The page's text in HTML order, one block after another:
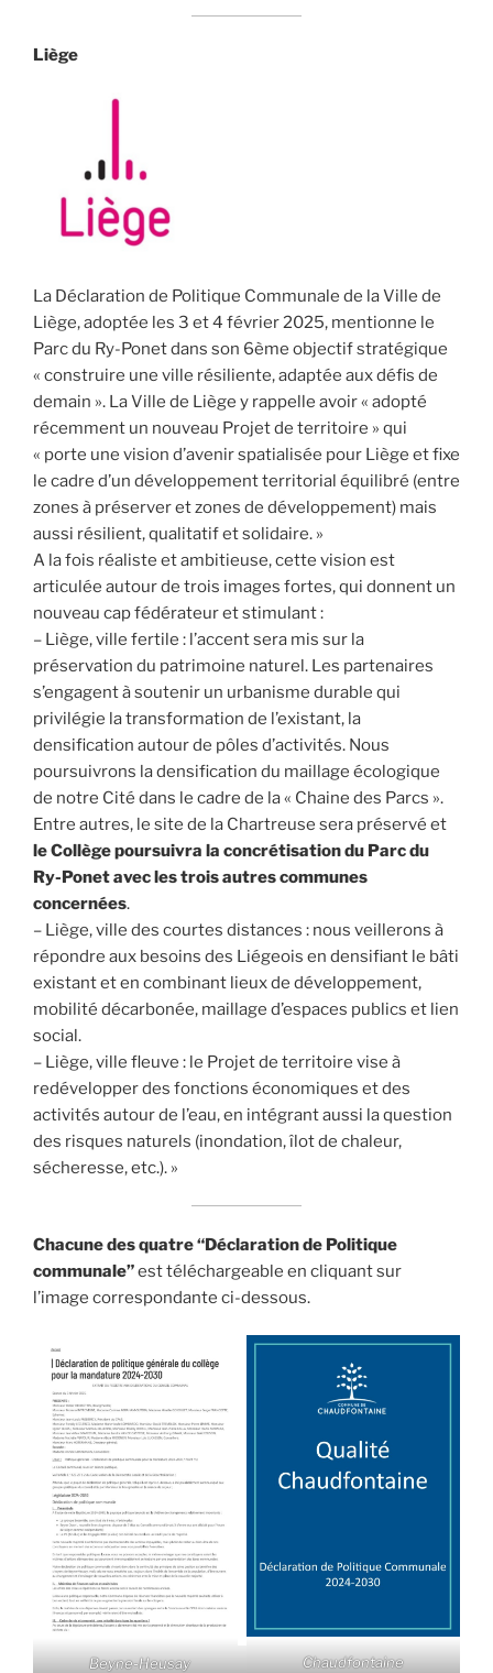
Liège
La Déclaration de Politique Communale de la Ville de
Liège, adoptée les 3 et 4 février 2025, mentionne le
Parc du Ry-Ponet dans son 6ème objectif stratégique
« construire une ville résiliente, adaptée aux défis de
demain ». La Ville de Liège y rappelle avoir « adopté
récemment un nouveau Projet de territoire » qui
« porte une vision d’avenir spatialisée pour Liège et fixe
le cadre d’un développement territorial équilibré (entre
zones à préserver et zones de développement) mais
aussi résilient, qualitatif et solidaire. »
A la fois réaliste et ambitieuse, cette vision est
articulée autour de trois images fortes, qui donnent un
nouveau cap fédérateur et stimulant :
– Liège, ville fertile : l’accent sera mis sur la
préservation du patrimoine naturel. Les partenaires
s’engagent à soutenir un urbanisme durable qui
privilégie la transformation de l’existant, la
densification autour de pôles d’activités. Nous
poursuivrons la densification du maillage écologique
de notre Cité dans le cadre de la « Chaine des Parcs ».
Entre autres, le site de la Chartreuse sera préservé et
le Collège poursuivra la concrétisation du Parc du
Ry-Ponet avec les trois autres communes
concernées.
– Liège, ville des courtes distances : nous veillerons à
répondre aux besoins des Liégeois en densifiant le bâti
existant et en combinant lieux de développement,
mobilité décarbonée, maillage d’espaces publics et lien
social.
– Liège, ville fleuve : le Projet de territoire vise à
redévelopper des fonctions économiques et des
activités autour de l’eau, en intégrant aussi la question
des risques naturels (inondation, îlot de chaleur,
sécheresse, etc.). »
Chacune des quatre “Déclaration de Politique
communale”est téléchargeable en cliquant sur
l’image correspondante ci-dessous.
Beyne-Heusay Chaudfontaine